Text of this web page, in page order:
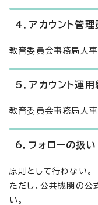
4．アカウント管
教育委員会事務局人
5．アカウント運用
教育委員会事務局人
6．フォローの扱い
原則として行わない。
ただし、公共機関の公
い。